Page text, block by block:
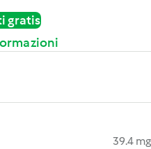
gratis
39.4 mg